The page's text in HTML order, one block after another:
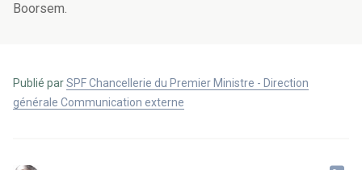
Boorsem.
Publié parSPF Chancellerie du Premier Ministre - Direction
générale Communication externe